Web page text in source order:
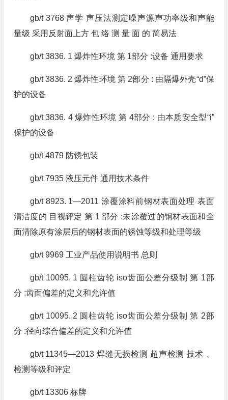
gb/t 3768 声学 声压法测定噪声源声功率级和声能
量级 采用反射面上方 包 络 测 量 面 的 简易法
gb/t 3836. 1 爆炸性环境 第 1部分 :设备 通用要求
gb/t 3836. 2 爆炸性环境 第 2部分 : 由隔爆外壳“d”保
护的设备
gb/t 3836. 4 爆炸性环境 第 4部分 : 由本质安全型“i”
保护的设备
gb/t 4879 防锈包装
gb/t 7935 液压元件 通用技术条件
gb/t 8923. 1—2011 涂覆涂料前钢材表面处理 表面
清洁度的 目视评定 第 1 部分 :未涂覆过的钢材表面和全
面清除原有涂层后的钢材表面的锈蚀等级和处理等级
gb/t 9969 工业产品使用说明书 总则
gb/t 10095. 1 圆柱齿轮 iso齿面公差分级制 第 1部
分 :齿面偏差的定义和允许值
gb/t 10095. 2 圆柱齿轮 iso齿面公差分级制 第 2部
分 :径向综合偏差的定义和允许值
gb/t 11345—2013 焊缝无损检测 超声检测 技术 、
检测等级和评定
gb/t 13306 标牌